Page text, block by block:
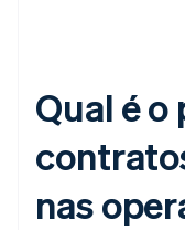
Qual é o
nas